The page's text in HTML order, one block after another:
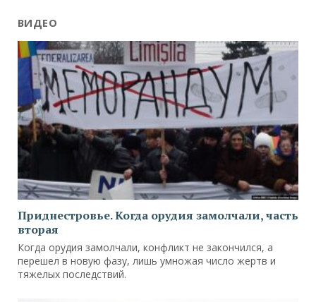
ВИДЕО
Приднестровье. Когда орудия замолчали, часть
вторая
Когда орудия замолчали, конфликт не закончился, а
перешел в новую фазу, лишь умножая число жертв и
тяжелых последствий.